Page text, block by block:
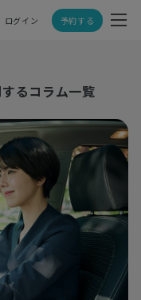
ログイン 予約する
るコラム一覧